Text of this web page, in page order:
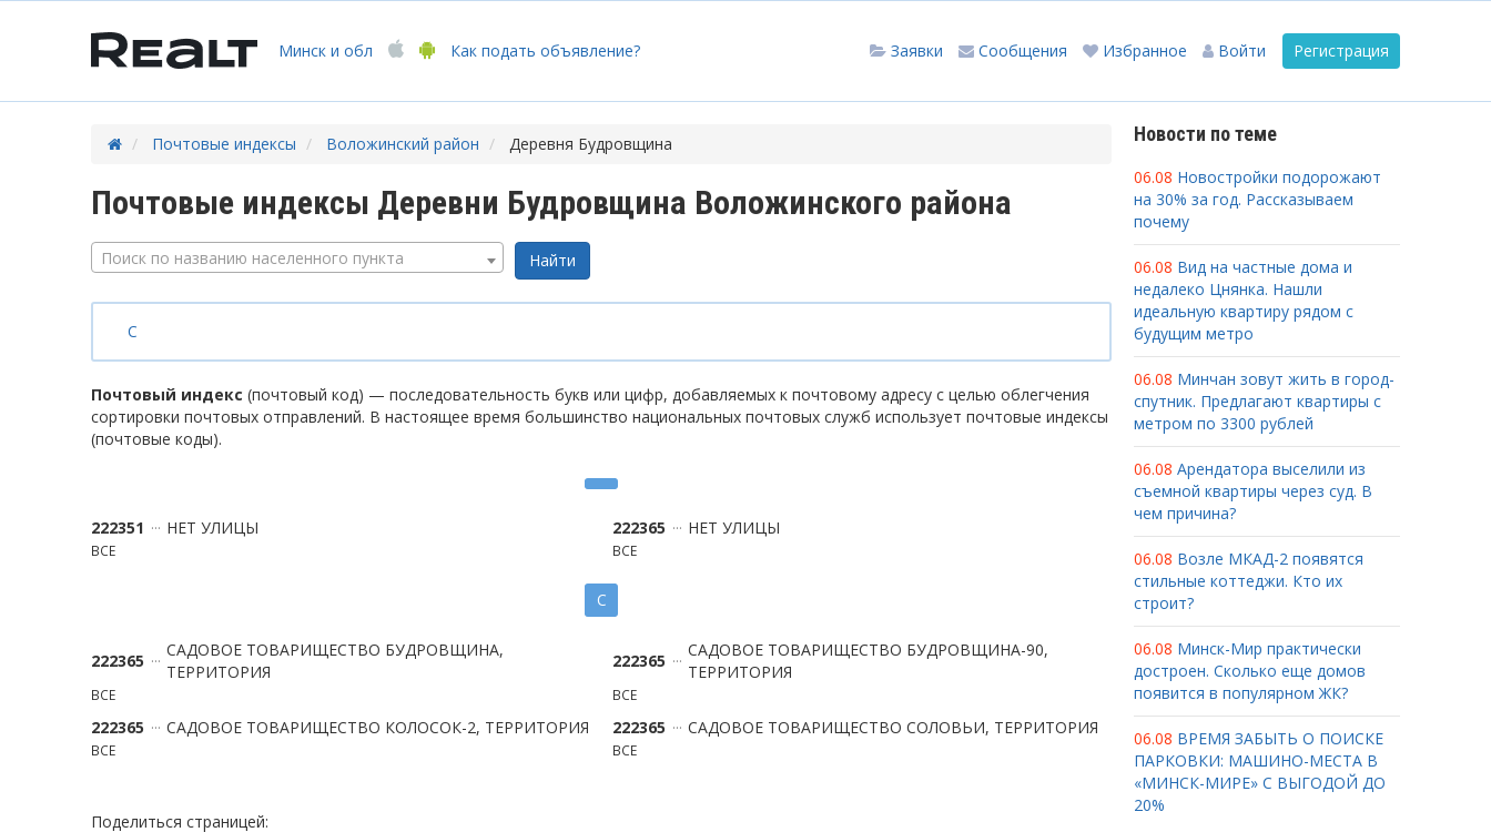
Минск и обл Как подать объявление? Регистрация
Войти
Избранное
Сообщения
Заявки
Почтовые индексы Воложинский район Деревня Будровщина
Почтовые индексы Деревни Будровщина Воложинского района
Поиск по названию населенного пункта
С
Почтовый индекс (почтовый код) — последовательность букв или цифр, добавляемых к почтовому адресу с целью облегчения
сортировки почтовых отправлений. В настоящее время большинство национальных почтовых служб использует почтовые индексы
(почтовые коды).
222351 НЕТ УЛИЦЫ
ВСЕ
222365 НЕТ УЛИЦЫ
ВСЕ
С
222365
САДОВОЕ ТОВАРИЩЕСТВО БУДРОВЩИНА,
ТЕРРИТОРИЯ
ВСЕ
222365
САДОВОЕ ТОВАРИЩЕСТВО БУДРОВЩИНА-90,
ТЕРРИТОРИЯ
ВСЕ
222365 САДОВОЕ ТОВАРИЩЕСТВО КОЛОСОК-2, ТЕРРИТОРИЯ
ВСЕ
222365 САДОВОЕ ТОВАРИЩЕСТВО СОЛОВЬИ, ТЕРРИТОРИЯ
ВСЕ
Поделиться страницей:
Новости по теме
06.08 Новостройки подорожают
на 30% за год. Рассказываем
почему
06.08 Вид на частные дома и
недалеко Цнянка. Нашли
идеальную квартиру рядом с
будущим метро
06.08 Минчан зовут жить в город-
спутник. Предлагают квартиры с
метром по 3300 рублей
06.08 Арендатора выселили из
съемной квартиры через суд. В
чем причина?
06.08 Возле МКАД-2 появятся
стильные коттеджи. Кто их
строит?
06.08 Минск-Мир практически
достроен. Сколько еще домов
появится в популярном ЖК?
06.08 ВРЕМЯ ЗАБЫТЬ О ПОИСКЕ
ПАРКОВКИ: МАШИНО-МЕСТА В
«МИНСК-МИРЕ» С ВЫГОДОЙ ДО
20%